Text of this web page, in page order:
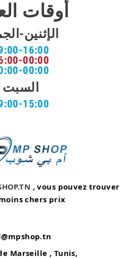
أوقات
الإثنين-
16:00
00:00
00:00
السبت
15:00
, vous pouvez trouver
chers prix
Marseille , Tunis,